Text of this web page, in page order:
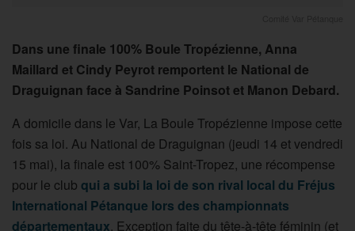
Dans une finale 100% Boule Tropézienne, Anna
Maillard et Cindy Peyrot remportent le National de
Draguignan face à Sandrine Poinsot et Manon Debard.
A domicile dans le Var, La Boule Tropézienne impose cette
fois sa loi. Au National de Draguignan (jeudi 14 et vendredi
15 mai), la finale est 100% Saint-Tropez, une récompense
pour le club qui a subi la loi de son rival local du Fréjus
International Pétanque lors des championnats
départementaux. Exception faite du tête-à-tête féminin (et